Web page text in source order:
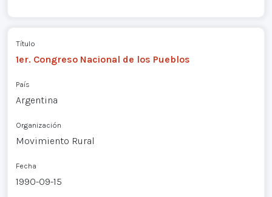
Título
1er. Congreso Nacional de los Pueblos
País
Argentina
Organización
Movimiento Rural
Fecha
1990-09-15